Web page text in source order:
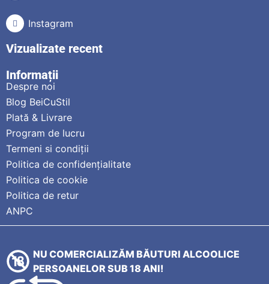
Instagram
Vizualizate recent
Informații
Despre noi
Blog BeiCuStil
Plată & Livrare
Program de lucru
Termeni si condiții
Politica de confidențialitate
Politica de cookie
Politica de retur
ANPC
NU COMERCIALIZĂM BĂUTURI ALCOOLICE
PERSOANELOR SUB 18 ANI!